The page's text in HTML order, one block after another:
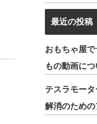
最近の投稿
おもちゃ屋
もの動画につ
テスラモー
解消のため